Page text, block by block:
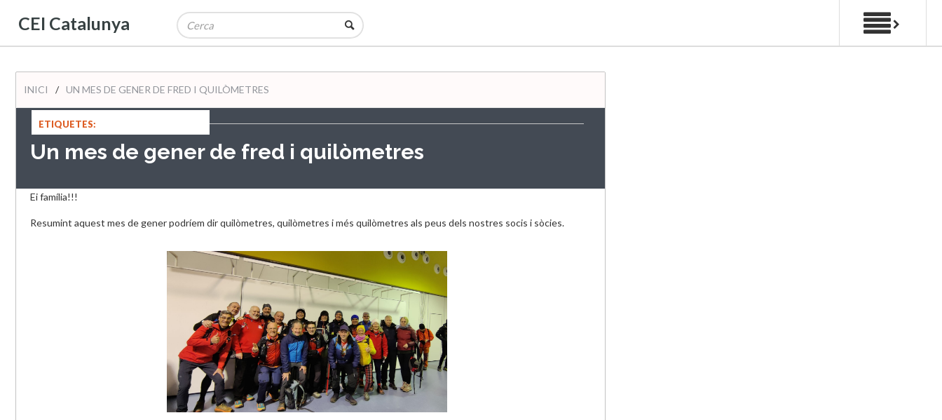
CEI Catalunya
INICI / UN MES DE GENER DE FRED I QUILÒMETRES
ETIQUETES:
Un mes de gener de fred i quilòmetres
Ei família!!!
Resumint aquest mes de gener podríem dir quilòmetres, quilòmetres i més quilòmetres als peus dels nostres socis i sòcies.